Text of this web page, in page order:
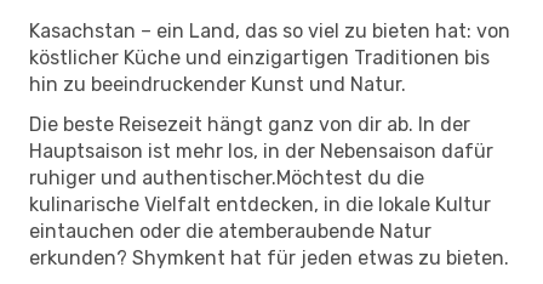
Kasachstan – ein Land, das so viel zu bieten hat: von
köstlicher Küche und einzigartigen Traditionen bis
hin zu beeindruckender Kunst und Natur.
Die beste Reisezeit hängt ganz von dir ab. In der
Hauptsaison ist mehr los, in der Nebensaison dafür
ruhiger und authentischer.Möchtest du die
kulinarische Vielfalt entdecken, in die lokale Kultur
eintauchen oder die atemberaubende Natur
erkunden? Shymkent hat für jeden etwas zu bieten.